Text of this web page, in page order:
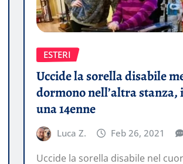
ESTERI
Uccide la sorella disabile
dormono nell’altra stanza,
una 14enne
Luca Z. Feb 26, 2021
Uccide la sorella disabile nel